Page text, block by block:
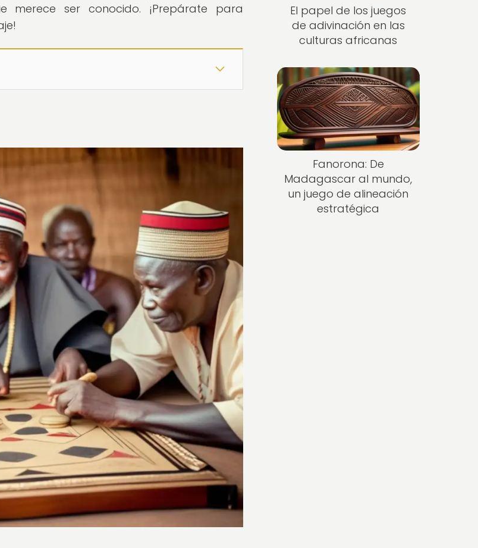
merece ser conocido. ¡Prepárate para
El papel de los juegos
de adivinación en las
culturas africanas
Fanorona: De
Madagascar al mundo,
un juego de alineación
estratégica